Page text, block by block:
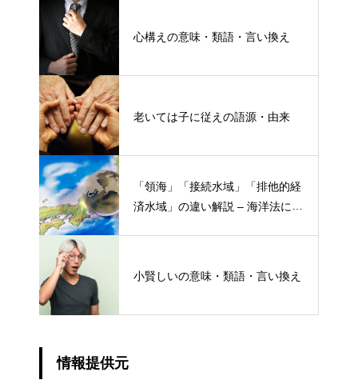
心構えの意味・類語・言い換え
老いては子に従えの語源・由来
「領海」「接続水域」「排他的経
済水域」の違い解説 – 海洋法にお
小賢しいの意味・類語・言い換え
情報提供元